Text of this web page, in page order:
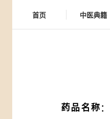
首页 中医典籍
药品名称：